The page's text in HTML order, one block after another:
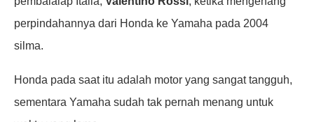
perpindahannya dari Honda ke Yamaha pada 2004
silma.
Honda pada saat itu adalah motor yang sangat tangguh,
sementara Yamaha sudah tak pernah menang untuk